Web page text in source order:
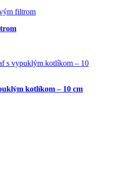
kotlíkom – 10 cm